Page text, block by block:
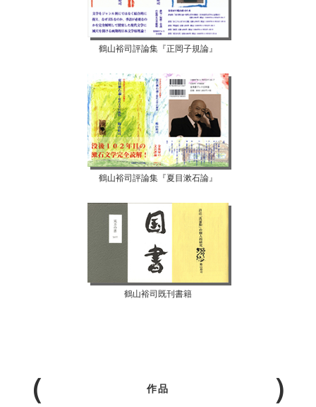
鶴山裕司評論集『正岡子規論』
鶴山裕司評論集『夏目漱石論』
鶴山裕司既刊書籍
作品